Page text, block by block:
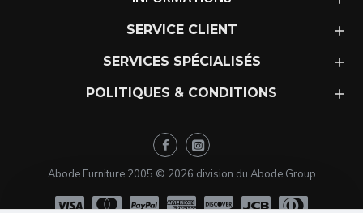
réalisée avec sangle élastique de Nea garantie de
fibre creuse siliconé (micro gel), avec housse de cotton
utilisé avec base d’eau, sans solvants dérivés du pétrole.
3. Coussin de dossieren microfibre tact duvet (en
Microgel), accoudoir en fibre creuse siliconé rempli de
SERVICE CLIENT
SERVICES SPÉCIALISÉS
POLITIQUES & CONDITIONS
Abode Furniture 2005 © 2026 division du Abode Group